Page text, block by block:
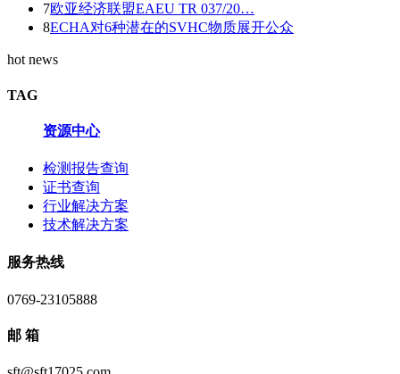
7欧亚经济联盟EAEU TR 037/20…
8ECHA对6种潜在的SVHC物质展开公众
hot news
TAG
资源中心
检测报告查询
证书查询
行业解决方案
技术解决方案
服务热线
0769-23105888
邮 箱